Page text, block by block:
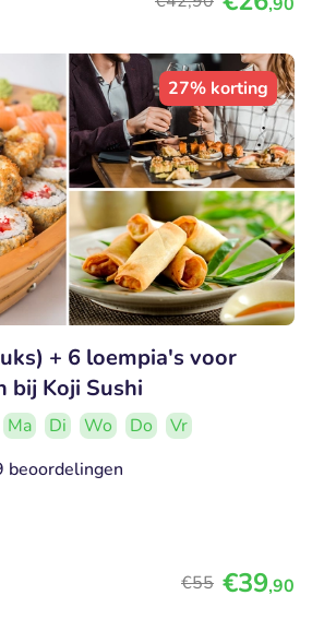
27% korting
+ 6 loempia's voor
bij Koji Sushi
Ma Di Wo Do
Vr
beoordelingen
€55 €39,90